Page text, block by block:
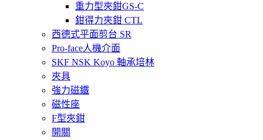
重力型夾鉗GS-C
鉗得力夾鉗 CTL
西德式平面剪台 SR
Pro-face人機介面
SKF NSK Koyo 軸承培林
夾具
強力磁鐵
磁性座
F型夾鉗
開關